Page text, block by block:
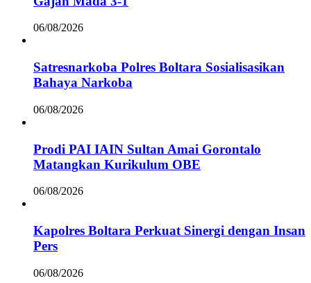
06/08/2026
Satresnarkoba Polres Boltara Sosialisasikan
Bahaya Narkoba
06/08/2026
Prodi PAI IAIN Sultan Amai Gorontalo
Matangkan Kurikulum OBE
06/08/2026
Kapolres Boltara Perkuat Sinergi dengan Insan
Pers
06/08/2026